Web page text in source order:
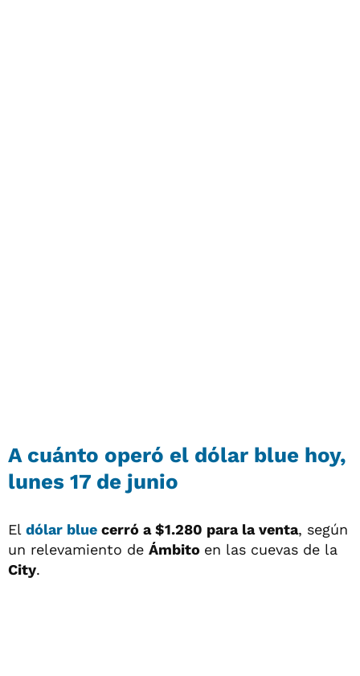
A cuánto operó el dólar blue hoy,
lunes 17 de junio
El dólar blue cerró a$1.280 para la venta, según
un relevamiento de Ámbito en las cuevas de la
City.